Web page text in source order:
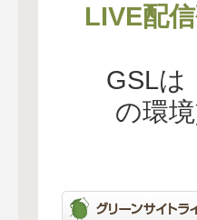
LIVE配
GSLは
の環